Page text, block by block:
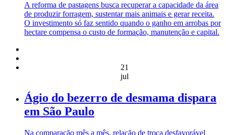
A reforma de pastagens busca recuperar a capacidade da área
de produzir forragem, sustentar mais animais e gerar receita.
O investimento só faz sentido quando o ganho em arrobas por
hectare compensa o custo de formação, manutenção e capital.
21
jul
Ágio do bezerro de desmama dispara
em São Paulo
Na comparação mês a mês, relação de troca desfavorável